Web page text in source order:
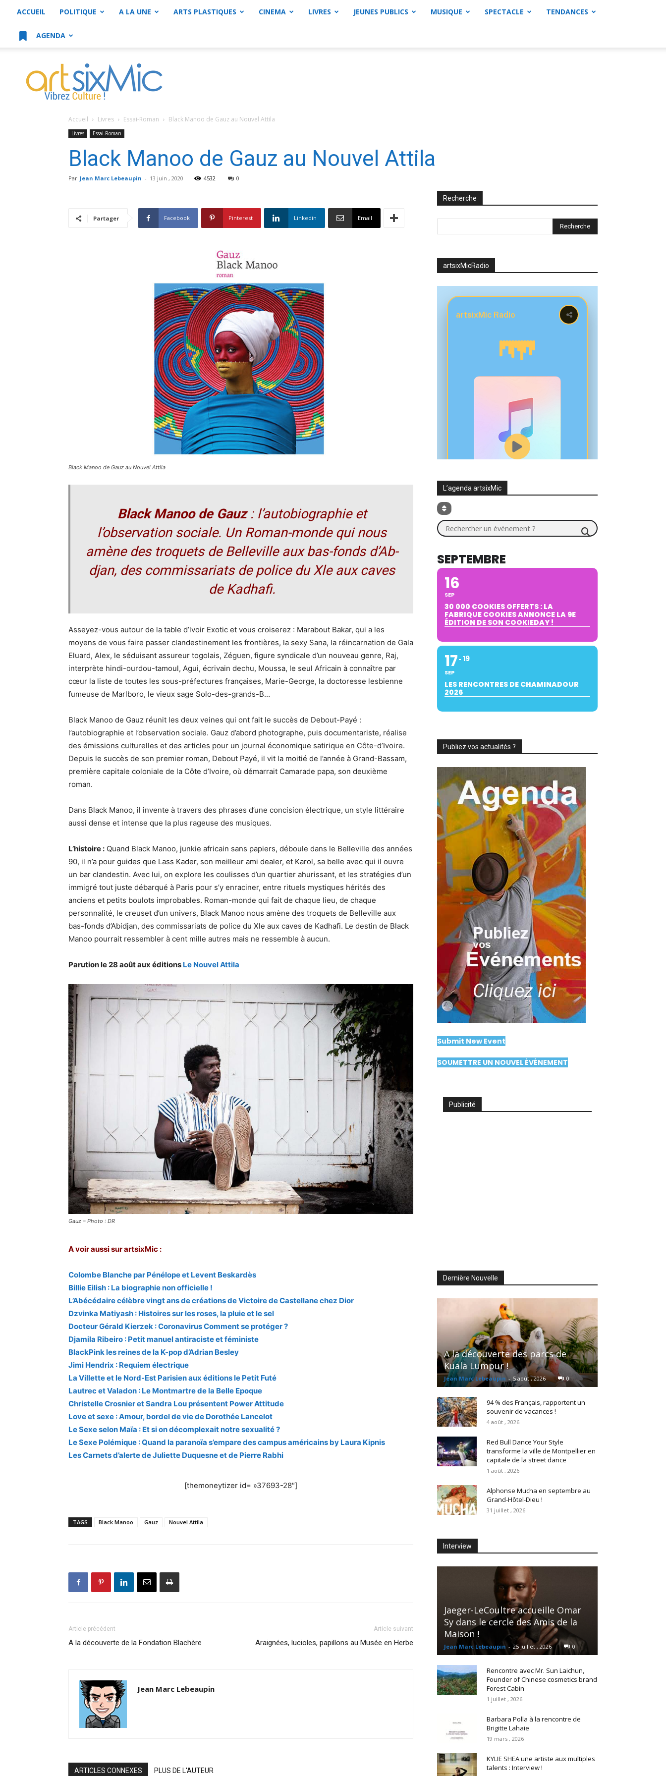
ACCUEIL POLITIQUE A LA UNE ARTS PLASTIQUES CINEMA LIVRES JEUNES PUBLICS MUSIQUE SPECTACLE TENDANCES
AGENDA
artsixMic
Accueil Livres Essai-Roman Black Manoo de Gauz au Nouvel Attila
Livres Essai-Roman
Black Manoo de Gauz au Nouvel Attila
Par Jean Marc Lebeaupin - 13 juin , 2020 4532 0
Partager Facebook Pinterest Linkedin Email
Black Manoo de Gauz au Nouvel Attila
Black Manoo de Gauz: l’autobiographie et
l’observation sociale. Un Roman-monde qui nous
amène des troquets de Belleville aux bas-fonds d’Ab-
djan, des commissariats de police du Xle aux caves
de Kadhafi.
Asseyez-vous autour de la table d’lvoir Exotic et vous croiserez : Marabout Bakar, qui a les
moyens de vous faire passer clandestinement les frontières, la sexy Sana, la réincarnation de Gala
Eluard, Alex, le séduisant assureur togolais, Zéguen, figure syndicale d’un nouveau genre, Raj,
interprète hindi-ourdou-tamoul, Agui, écrivain dechu, Moussa, le seul Africain à connaître par
cœur la liste de toutes les sous-préfectures françaises, Marie-George, la doctoresse lesbienne
fumeuse de Marlboro, le vieux sage Solo-des-grands-B…
Black Manoo de Gauz réunit les deux veines qui ont fait le succès de Debout-Payé :
l’autobiographie et l’observation sociale. Gauz d’abord photographe, puis documentariste, réalise
des émissions culturelles et des articles pour un journal économique satirique en Côte-d’Ivoire.
Depuis le succès de son premier roman, Debout Payé, il vit la moitié de l’année à Grand-Bassam,
première capitale coloniale de la Côte d’Ivoire, où démarrait Camarade papa, son deuxième
roman.
Dans Black Manoo, il invente à travers des phrases d’une concision électrique, un style littéraire
aussi dense et intense que la plus rageuse des musiques.
L’histoire : Quand Black Manoo, junkie africain sans papiers, déboule dans le Belleville des années
90, il n’a pour guides que Lass Kader, son meilleur ami dealer, et Karol, sa belle avec qui il ouvre
un bar clandestin. Avec lui, on explore les coulisses d’un quartier ahurissant, et les stratégies d’un
immigré tout juste débarqué à Paris pour s’y enraciner, entre rituels mystiques hérités des
anciens et petits boulots improbables. Roman-monde qui fait de chaque lieu, de chaque
personnalité, le creuset d’un univers, Black Manoo nous amène des troquets de Belleville aux
bas-fonds d’Abidjan, des commissariats de police du Xle aux caves de Kadhafi. Le destin de Black
Manoo pourrait ressembler à cent mille autres mais ne ressemble à aucun.
Parution le 28 août aux éditions Le Nouvel Attila
Gauz – Photo : DR
A voir aussi sur artsixMic :
Colombe Blanche par Pénélope et Levent Beskardès
Billie Eilish : La biographie non officielle !
L’Abécédaire célèbre vingt ans de créations de Victoire de Castellane chez Dior
Dzvinka Matiyash : Histoires sur les roses, la pluie et le sel
Docteur Gérald Kierzek : Coronavirus Comment se protéger ?
Djamila Ribeiro : Petit manuel antiraciste et féministe
BlackPink les reines de la K-pop d’Adrian Besley
Jimi Hendrix : Requiem électrique
La Villette et le Nord-Est Parisien aux éditions le Petit Futé
Lautrec et Valadon : Le Montmartre de la Belle Epoque
Christelle Crosnier et Sandra Lou présentent Power Attitude
Love et sexe : Amour, bordel de vie de Dorothée Lancelot
Le Sexe selon Maïa : Et si on décomplexait notre sexualité ?
Le Sexe Polémique : Quand la paranoïa s’empare des campus américains by Laura Kipnis
Les Carnets d’alerte de Juliette Duquesne et de Pierre Rabhi
[themoneytizer id= »37693-28″]
TAGS Black Manoo Gauz Nouvel Attila
Article précédent
A la découverte de la Fondation Blachère
Article suivant
Araignées, lucioles, papillons au Musée en Herbe
Jean Marc Lebeaupin
ARTICLES CONNEXES PLUS DE L'AUTEUR
Recherche
artsixMicRadio
L’agenda artsixMic
Rechercher un événement ?
SEPTEMBRE
16
SEP
30 000 COOKIES OFFERTS : LA
FABRIQUE COOKIES ANNONCE LA 9E
ÉDITION DE SON COOKIEDAY !
17
SEP
19
LES RENCONTRES DE CHAMINADOUR
2026
Publiez vos actualités ?
Submit New Event
SOUMETTRE UN NOUVEL ÉVÉNEMENT
Publicité
Dernière Nouvelle
A la découverte des parcs de
Kuala Lumpur !
Jean Marc Lebeaupin - 5 août , 2026 0
94 % des Français, rapportent un
souvenir de vacances !
4 août , 2026
Red Bull Dance Your Style
transforme la ville de Montpellier en
capitale de la street dance
1 août , 2026
Alphonse Mucha en septembre au
Grand-Hôtel-Dieu !
31 juillet , 2026
Interview
Jaeger-LeCoultre accueille Omar
Sy dans le cercle des Amis de la
Maison !
Jean Marc Lebeaupin - 25 juillet , 2026 0
Rencontre avec Mr. Sun Laichun,
Founder of Chinese cosmetics brand
Forest Cabin
1 juillet , 2026
Barbara Polla à la rencontre de
Brigitte Lahaie
19 mars , 2026
KYLIE SHEA une artiste aux multiples
talents : Interview !